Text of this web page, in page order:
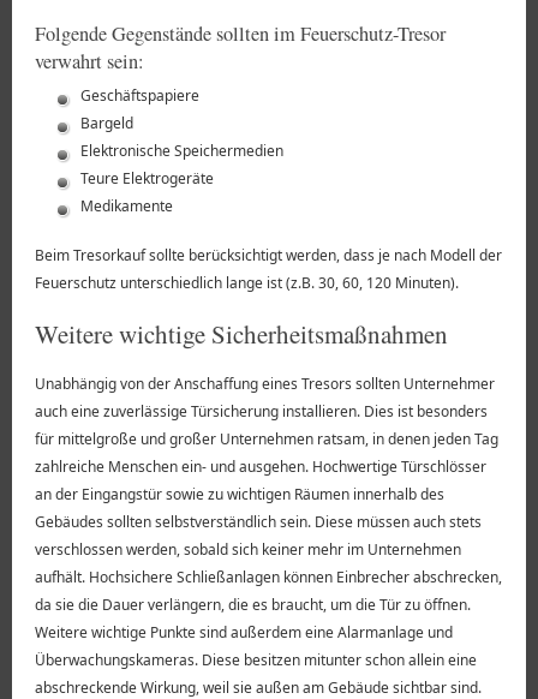
Folgende Gegenstände sollten im Feuerschutz-Tresor
verwahrt sein:
Geschäftspapiere
Bargeld
Elektronische Speichermedien
Teure Elektrogeräte
Medikamente
Beim Tresorkauf sollte berücksichtigt werden, dass je nach Modell der
Feuerschutz unterschiedlich lange ist (z.B. 30, 60, 120 Minuten).
Weitere wichtige Sicherheitsmaßnahmen
Unabhängig von der Anschaffung eines Tresors sollten Unternehmer
auch eine zuverlässige Türsicherung installieren. Dies ist besonders
für mittelgroße und großer Unternehmen ratsam, in denen jeden Tag
zahlreiche Menschen ein- und ausgehen. Hochwertige Türschlösser
an der Eingangstür sowie zu wichtigen Räumen innerhalb des
Gebäudes sollten selbstverständlich sein. Diese müssen auch stets
verschlossen werden, sobald sich keiner mehr im Unternehmen
aufhält. Hochsichere Schließanlagen können Einbrecher abschrecken,
da sie die Dauer verlängern, die es braucht, um die Tür zu öffnen.
Weitere wichtige Punkte sind außerdem eine Alarmanlage und
Überwachungskameras. Diese besitzen mitunter schon allein eine
abschreckende Wirkung, weil sie außen am Gebäude sichtbar sind.